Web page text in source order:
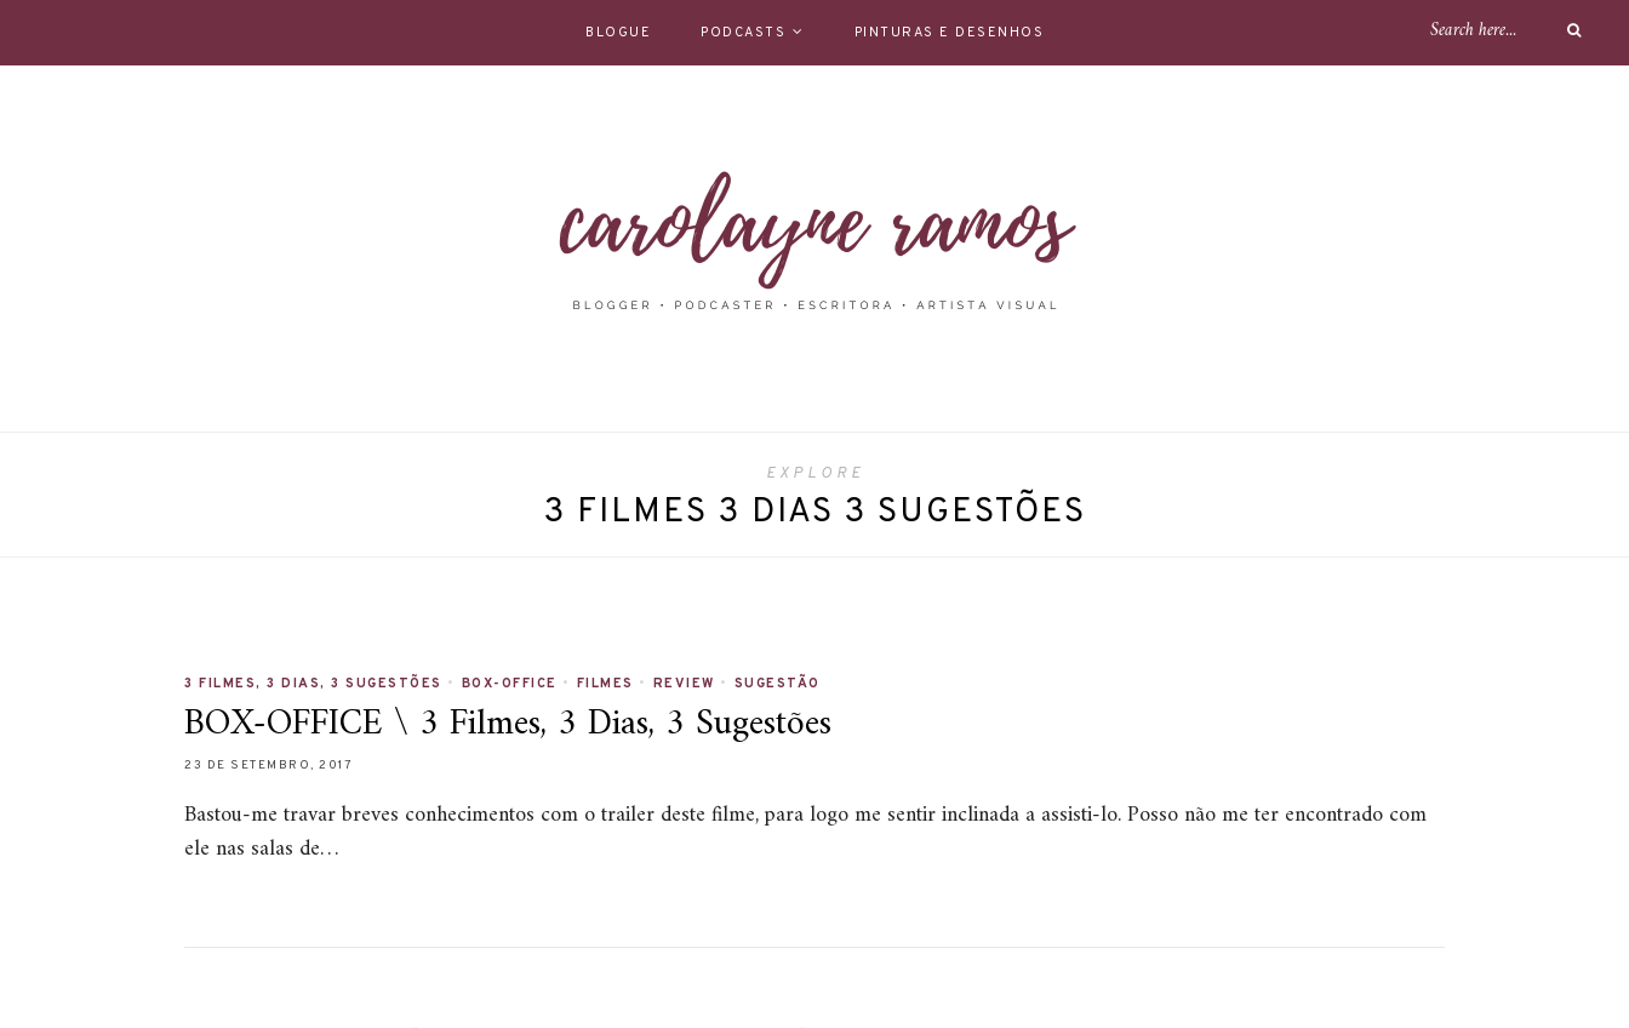
BLOGUE PODCASTS PINTURAS E DESENHOS
EXPLORE
3 FILMES 3 DIAS 3 SUGESTÕES
3 FILMES, 3 DIAS, 3 SUGESTÕES • BOX-OFFICE • FILMES • REVIEW • SUGESTÃO
BOX-OFFICE \ 3 Filmes, 3 Dias, 3 Sugestões
23 DE SETEMBRO, 2017
Bastou-me travar breves conhecimentos com o trailer deste filme, para logo me sentir inclinada a assisti-lo. Posso não me ter encontrado com
ele nas salas de…